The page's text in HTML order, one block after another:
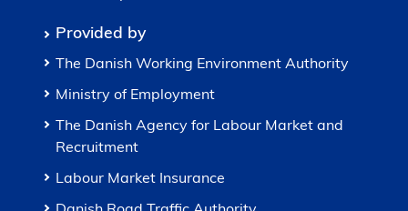
Provided by
The Danish Working Environment Authority
Ministry of Employment
The Danish Agency for Labour Market and
Recruitment
Labour Market Insurance